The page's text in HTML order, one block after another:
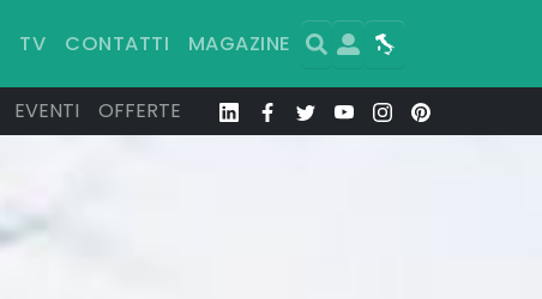
TV CONTATTI MAGAZINE Search
User Map
EVENTI OFFERTE